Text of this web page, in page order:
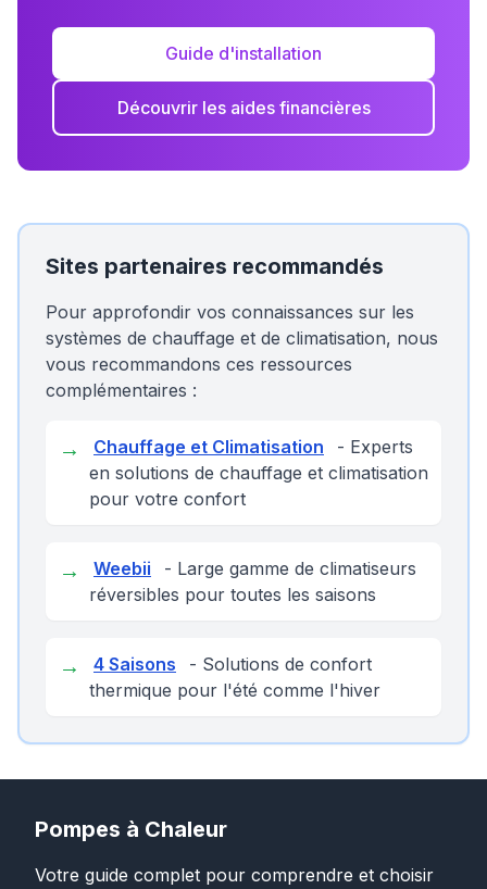
Guide d'installation
Découvrir les aides financières
Sites partenaires recommandés
Pour approfondir vos connaissances sur les
systèmes de chauffage et de climatisation, nous
vous recommandons ces ressources
complémentaires :
→ Chauffage et Climatisation
- Experts
en solutions de chauffage et climatisation
pour votre confort
→ Weebii
- Large gamme de climatiseurs
réversibles pour toutes les saisons
→ 4 Saisons
- Solutions de confort
thermique pour l'été comme l'hiver
Pompes à Chaleur
Votre guide complet pour comprendre et choisir